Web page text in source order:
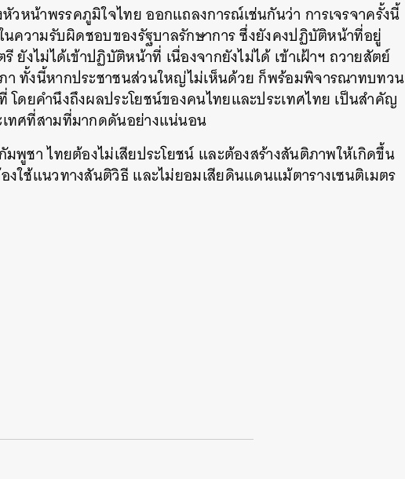
วหน้าพรรคภูมิใจไทย ออกแถลงการณ์เช่นกันว่า การเจรจาครั้งนี้
นความรับผิดชอบของรัฐบาลรักษาการ ซึ่งยังคงปฏิบัติหน้าที่อยู่
งไม่ได้เข้าปฏิบัติหน้าที่ เนื่องจากยังไม่ได้ เข้าเฝ้าฯ ถวายสัตย์
ทั้งนี้หากประชาชนส่วนใหญ่ไม่เห็นด้วย ก็พร้อมพิจารณาทบทวน
ดยคำนึงถึงผลประโยชน์ของคนไทยและประเทศไทย เป็นสำคัญ
เทศที่สามที่มากดดันอย่างแน่นอน
พูชา ไทยต้องไม่เสียประโยชน์ และต้องสร้างสันติภาพให้เกิดขึ้น
ใช้แนวทางสันติวิธี และไม่ยอมเสียดินแดนแม้ตารางเซนติเมตร
SHARE TWEET LINE EMAIL